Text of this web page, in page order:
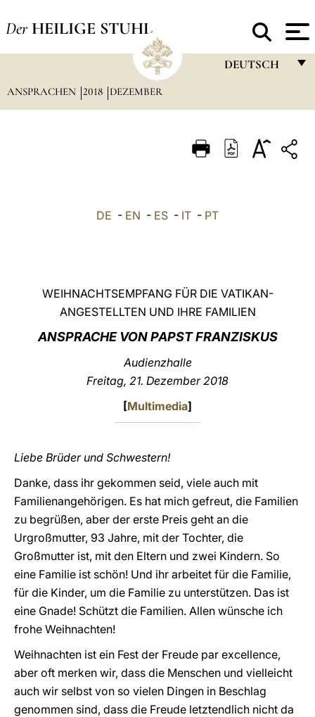
Der HEILIGE STUHL
DEUTSCH
ITALIANO
中文
LATINE
ANSPRACHEN 2018 DEZEMBER
DE - EN - ES - IT - PT
WEIHNACHTSEMPFANG FÜR DIE VATIKAN-
ANGESTELLTEN UND IHRE FAMILIEN
ANSPRACHE VON PAPST FRANZISKUS
Audienzhalle
Freitag, 21. Dezember 2018
[Multimedia]
Liebe Brüder und Schwestern!
Danke, dass ihr gekommen seid, viele auch mit
Familienangehörigen. Es hat mich gefreut, die Familien
zu begrüßen, aber der erste Preis geht an die
Urgroßmutter, 93 Jahre, mit der Tochter, die
Großmutter ist, mit den Eltern und zwei Kindern. So
eine Familie ist schön! Und ihr arbeitet für die Familie,
für die Kinder, um die Familie zu unterstützen. Das ist
eine Gnade! Schützt die Familien. Allen wünsche ich
frohe Weihnachten!
Weihnachten ist ein Fest der Freude par excellence,
aber oft merken wir, dass die Menschen und vielleicht
auch wir selbst von so vielen Dingen in Beschlag
genommen sind, dass die Freude letztendlich nicht da